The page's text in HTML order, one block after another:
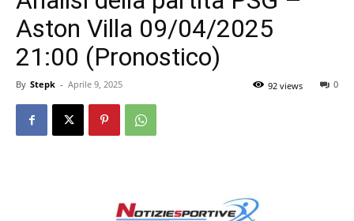
Aston Villa 09/04/2025
21:00 (Pronostico)
By Stepk - Aprile 9, 2025 0
92 views